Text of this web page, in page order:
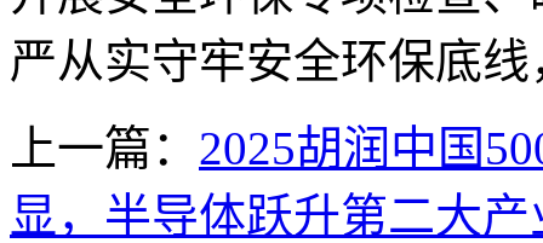
严从实守牢安全环保底
上一篇： 2025胡润中国
显，半导体跃升第二大产